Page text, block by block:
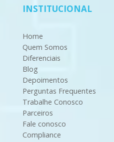
INSTITUCIONAL
Home
Quem Somos
Diferenciais
Blog
Depoimentos
Perguntas Frequentes
Trabalhe Conosco
Parceiros
Fale conosco
Compliance